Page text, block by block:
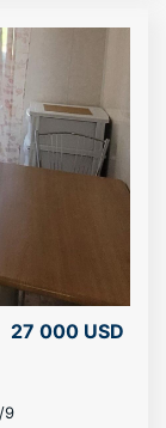
витрат чи
і
школи,
ТЦ,
та
27 000 USD
9